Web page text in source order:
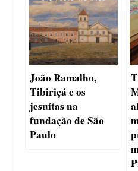
João Ramalho,
Tibiriçá e os
jesuítas na
fundação de São
Paulo